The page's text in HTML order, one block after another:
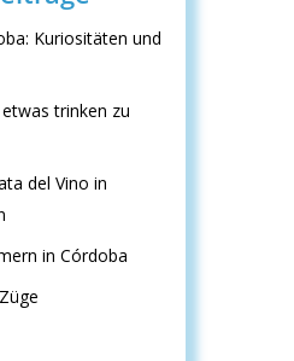
Kuriositäten und
trinken zu
del Vino in
in Córdoba